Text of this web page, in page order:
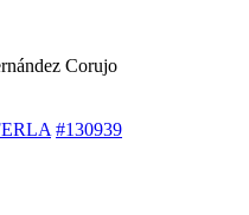
Corujo
#130939